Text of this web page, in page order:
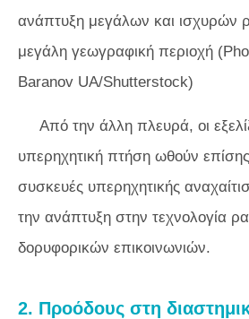
ανάπτυξη μεγάλων και ισχυρών
μεγάλη γεωγραφική περιοχή
Baranov UA/Shutterstock)
Από την άλλη πλευρά, οι
υπερηχητική πτήση ωθούν επίσης
συσκευές υπερηχητικής
την ανάπτυξη στην τεχνολογία
δορυφορικών επικοινωνιών.
2. Προόδους στη